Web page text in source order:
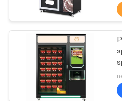
WYCIECZKA
Pionowy
palności